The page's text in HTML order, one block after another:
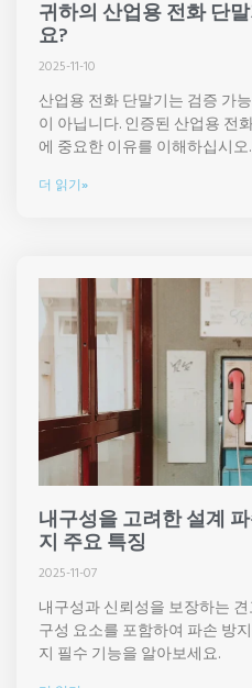
귀하의 산업용 전화 단
요?
2025-11-10
산업용 전화 단말기는 검증 가
이 아닙니다. 인증된 산업용 전
에 중요한 이유를 이해하십시오.
더 읽기»
내구성을 고려한 설계
지 주요 특징
2025-11-07
내구성과 신뢰성을 보장하는
구성 요소를 포함하여 파손 방
지 필수 기능을 알아보세요.